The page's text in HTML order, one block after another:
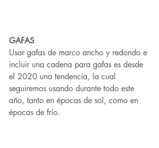
GAFAS
Usar gafas de marco ancho y redondo e
incluir una cadena para gafas es desde
el 2020 una tendencia, la cual
seguiremos usando durante todo este
año, tanto en épocas de sol, como en
épocas de frío.